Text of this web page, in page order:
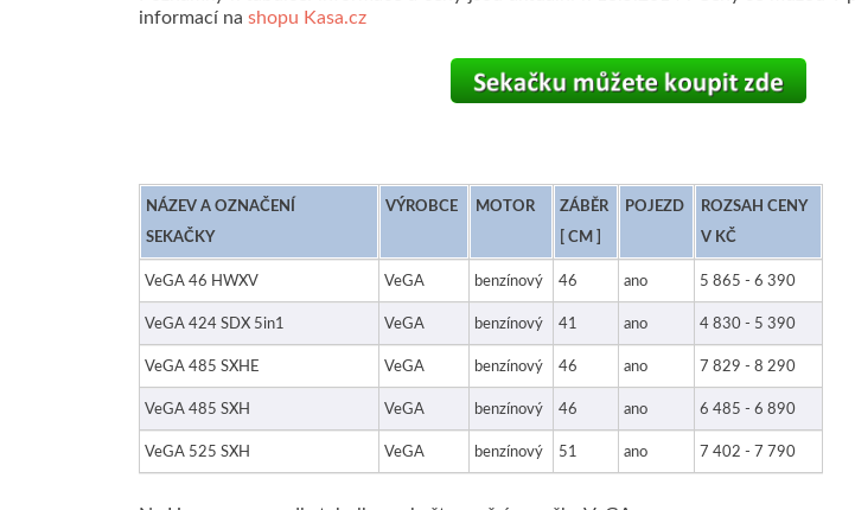
informací na shopu Kasa.cz
NÁZEV A OZNAČENÍ
SEKAČKY
VÝROBCE MOTOR
ZÁBĚR
[ CM ]
POJEZD
ROZSAH CENY
V KČ
VeGA 46 HWXV VeGA benzínový 46 ano 5 865 - 6 390
VeGA 424 SDX 5in1 VeGA benzínový 41 ano 4 830 - 5 390
VeGA 485 SXHE VeGA benzínový 46 ano 7 829 - 8 290
VeGA 485 SXH VeGA benzínový 46 ano 6 485 - 6 890
VeGA 525 SXH VeGA benzínový 51 ano 7 402 - 7 790